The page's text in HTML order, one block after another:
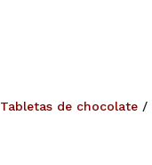
Tabletas de chocolate /